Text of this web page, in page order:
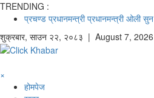
TRENDING :
प्रचण्ड प्रधानमन्त्री प्रधानमन्त्री ओली सुन
शुक्रबार, साउन २२, २०८३ | August 7, 2026
×
होमपेज